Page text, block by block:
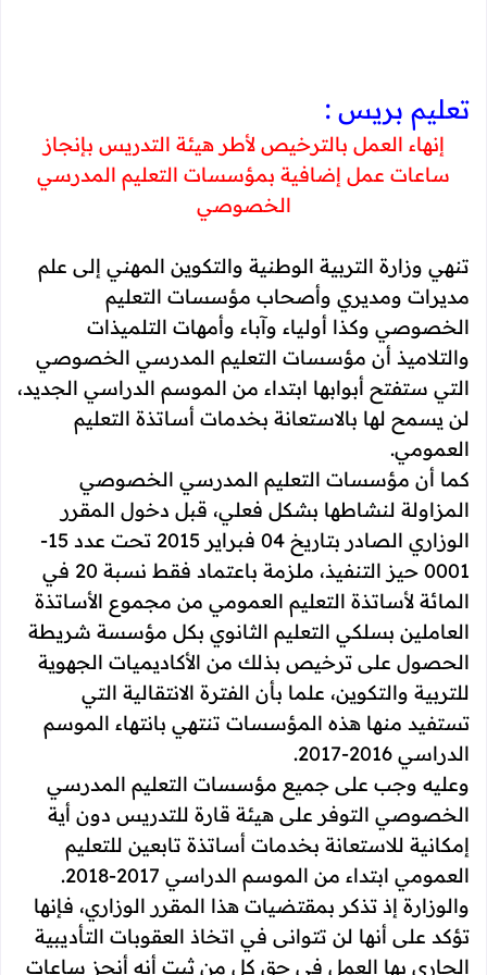
تعليم بريس :
إنهاء العمل بالترخيص لأطر هيئة التدريس بإنجاز
ساعات عمل إضافية بمؤسسات التعليم المدرسي
الخصوصي
تنهي وزارة التربية الوطنية والتكوين المهني إلى علم
مديرات ومديري وأصحاب مؤسسات التعليم
الخصوصي وكذا أولياء وآباء وأمهات التلميذات
والتلاميذ أن مؤسسات التعليم المدرسي الخصوصي
التي ستفتح أبوابها ابتداء من الموسم الدراسي الجديد،
لن يسمح لها بالاستعانة بخدمات أساتذة التعليم
العمومي.
كما أن مؤسسات التعليم المدرسي الخصوصي
المزاولة لنشاطها بشكل فعلي، قبل دخول المقرر
الوزاري الصادر بتاريخ 04 فبراير 2015 تحت عدد 15-
0001 حيز التنفيذ، ملزمة باعتماد فقط نسبة 20 في
المائة لأساتذة التعليم العمومي من مجموع الأساتذة
العاملين بسلكي التعليم الثانوي بكل مؤسسة شريطة
الحصول على ترخيص بذلك من الأكاديميات الجهوية
للتربية والتكوين، علما بأن الفترة الانتقالية التي
تستفيد منها هذه المؤسسات تنتهي بانتهاء الموسم
الدراسي 2016-2017.
وعليه وجب على جميع مؤسسات التعليم المدرسي
الخصوصي التوفر على هيئة قارة للتدريس دون أية
إمكانية للاستعانة بخدمات أساتذة تابعين للتعليم
العمومي ابتداء من الموسم الدراسي 2017-2018.
والوزارة إذ تذكر بمقتضيات هذا المقرر الوزاري، فإنها
تؤكد على أنها لن تتوانى في اتخاذ العقوبات التأديبية
الجاري بها العمل في حق كل من ثبت أنه أنجز ساعات